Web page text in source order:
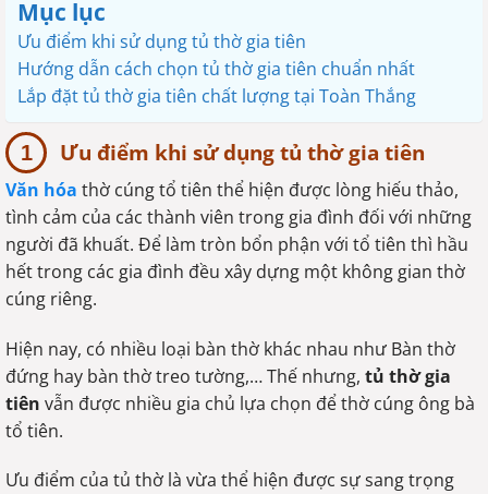
Mục lục
Ưu điểm khi sử dụng tủ thờ gia tiên
Hướng dẫn cách chọn tủ thờ gia tiên chuẩn nhất
Lắp đặt tủ thờ gia tiên chất lượng tại Toàn Thắng
Ưu điểm khi sử dụng tủ thờ gia tiên
Văn hóa thờ cúng tổ tiên thể hiện được lòng hiếu thảo,
tình cảm của các thành viên trong gia đình đối với những
người đã khuất. Để làm tròn bổn phận với tổ tiên thì hầu
hết trong các gia đình đều xây dựng một không gian thờ
cúng riêng.
Hiện nay, có nhiều loại bàn thờ khác nhau như Bàn thờ
đứng hay bàn thờ treo tường,… Thế nhưng, tủ thờ gia
tiên vẫn được nhiều gia chủ lựa chọn để thờ cúng ông bà
tổ tiên.
Ưu điểm của tủ thờ là vừa thể hiện được sự sang trọng